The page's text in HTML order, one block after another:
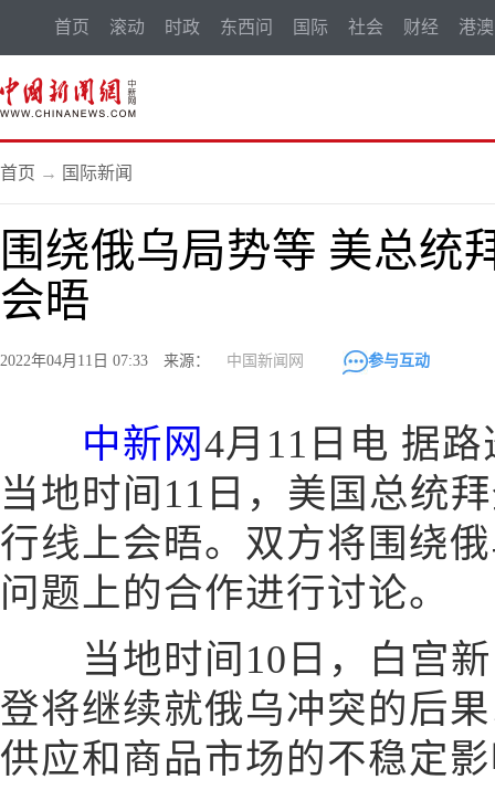
首页 滚动 时政 东西问 国际 社会 财经 港澳
首页 → 国际新闻
围绕俄乌局势等 美总统
会晤
2022年04月11日 07:33 来源： 中国新闻网 参与互动
中新网4月11日电 据
当地时间11日，美国总统
行线上会晤。双方将围绕
问题上的合作进行讨论。
当地时间10日，白宫新
登将继续就俄乌冲突的后
供应和商品市场的不稳定